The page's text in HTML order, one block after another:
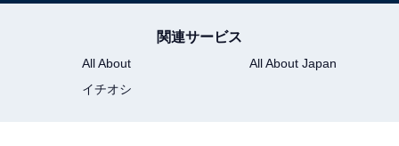
関連サービス
All About
All About Japan
イチオシ